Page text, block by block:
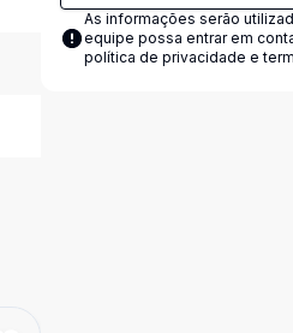
As informações serão
equipe possa entrar em
política de privacidade e